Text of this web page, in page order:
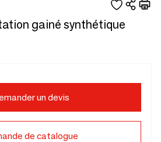
gainé synthétique
un devis
de catalogue